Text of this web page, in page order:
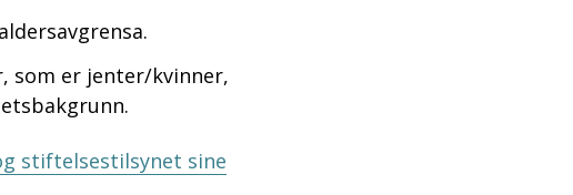
som er jenter/kvinner,
stiftelsestilsynet sine